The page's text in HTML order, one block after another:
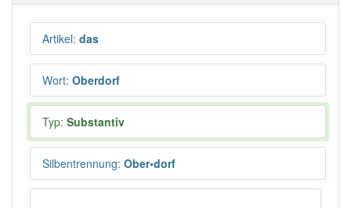
Artikel: das
Wort: Oberdorf
Typ: Substantiv
Silbentrennung: Ober•dorf